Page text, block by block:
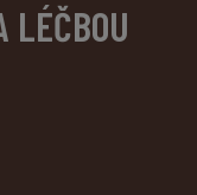
LÉČBOU